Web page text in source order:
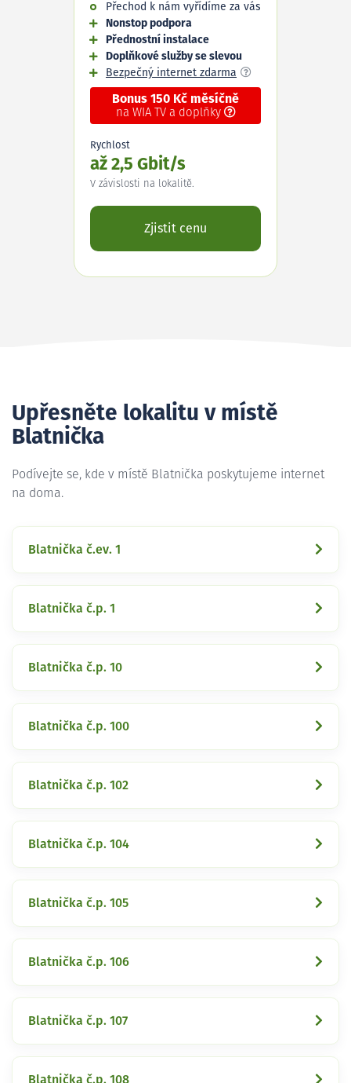
Přechod k nám vyřídíme za vás
Nonstop podpora
Přednostní instalace
Doplňkové služby se slevou
Bezpečný internet zdarma
Bonus 150 Kč měsíčně
na WIA TV a doplňky
Rychlost
až 2,5 Gbit/s
V závislosti na lokalitě.
Zjistit cenu
Upřesněte lokalitu v místě
Blatnička
Podívejte se, kde v místě Blatnička poskytujeme internet
na doma.
Blatnička č.ev. 1
Blatnička č.p. 1
Blatnička č.p. 10
Blatnička č.p. 100
Blatnička č.p. 102
Blatnička č.p. 104
Blatnička č.p. 105
Blatnička č.p. 106
Blatnička č.p. 107
Blatnička č.p. 108